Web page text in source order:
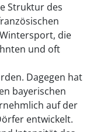
Struktur des
die
und oft
Dagegen hat
bayerischen
auf der
entwickelt.